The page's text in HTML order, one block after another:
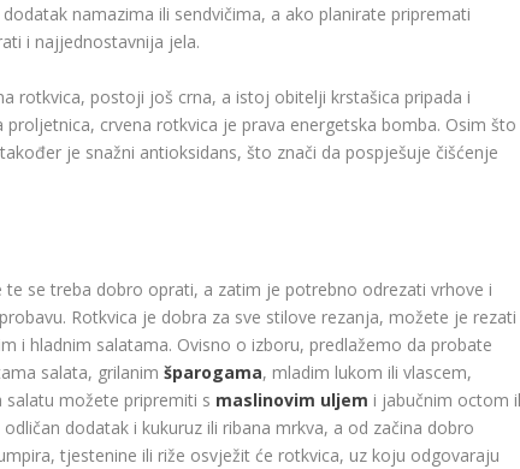
namazima ili sendvičima, a ako planirate pripremati
i najjednostavnija jela.
rotkvica, postoji još crna, a istoj obitelji krstašica pripada i
crvena rotkvica je prava energetska bomba. Osim što
je snažni antioksidans, što znači da pospješuje čišćenje
se treba dobro oprati, a zatim je potrebno odrezati vrhove i
Rotkvica je dobra za sve stilove rezanja, možete je rezati
i hladnim salatama. Ovisno o izboru, predlažemo da probate
salata, grilanimšparogama, mladim lukom ili vlascem,
možete pripremiti s maslinovim uljem i jabučnim octom
dodatak i kukuruz ili ribana mrkva, a od začina dobro
tjestenine ili riže osvježit će rotkvica, uz koju odgovaraju